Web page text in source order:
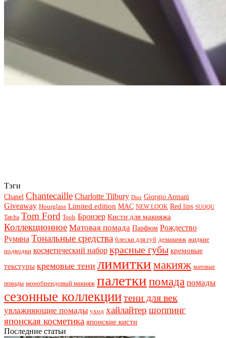
Тэги
Chanel Chantecaille Charlotte Tilbury Dior Giorgio Armani
Giveaway Hourglass Limited edition MAC NEW LOOK Red lips SUQQU
Tatcha Tom Ford Tools Бронзер Кисти для макияжа
Коллекционное Матовая помада Парфюм Рождество
Румяна Тональные средства блески для губ демакияж жидкие
подводки косметический набор красные губы кремовые
текстуры кремовые тени лимиткимакияж матовые
помады монобрендовый макияж палеткипомада помады
сезонные коллекциитени для век
увлажняющие помады уход хайлайтер шоппинг
японская косметика японские кисти
Последние статьи